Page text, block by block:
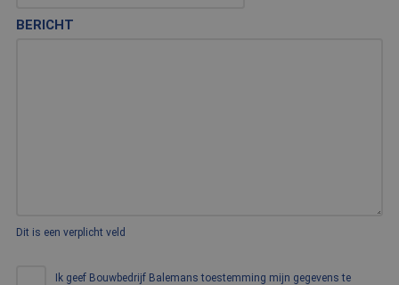
BERICHT
Dit is een verplicht veld
Ik geef Bouwbedrijf Balemans toestemming mijn gegevens te